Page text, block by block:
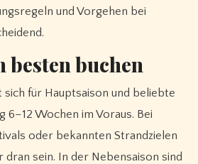
und Vorgehen bei
besten buchen
für Hauptsaison und beliebte
6–12 Wochen im Voraus. Bei
oder bekannten Strandzielen
sein. In der Nebensaison sind